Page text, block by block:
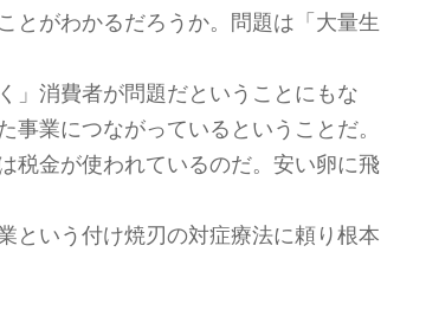
とがわかるだろうか。問題は「大量生
」消費者が問題だということにもな
業につながっているということだ。
税金が使われているのだ。安い卵に飛
という付け焼刃の対症療法に頼り根本